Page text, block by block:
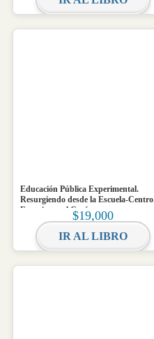
Educación Pública Experimental.
Resurgiendo desde la Escuela-Centro
Experimental Carén
$19,000
IR AL LIBRO